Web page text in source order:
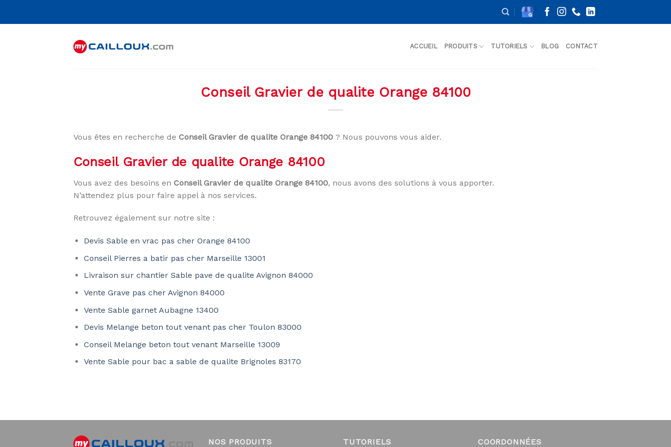
ACCUEIL PRODUITS TUTORIELS BLOG CONTACT
Conseil Gravier de qualite Orange 84100
Vous êtes en recherche de Conseil Gravier de qualite Orange 84100 ? Nous pouvons vous aider.
Conseil Gravier de qualite Orange 84100
Vous avez des besoins en Conseil Gravier de qualite Orange 84100, nous avons des solutions à vous apporter.
N’attendez plus pour faire appel à nos services.
Retrouvez également sur notre site :
Devis Sable en vrac pas cher Orange 84100
Conseil Pierres a batir pas cher Marseille 13001
Livraison sur chantier Sable pave de qualite Avignon 84000
Vente Grave pas cher Avignon 84000
Vente Sable garnet Aubagne 13400
Devis Melange beton tout venant pas cher Toulon 83000
Conseil Melange beton tout venant Marseille 13009
Vente Sable pour bac a sable de qualite Brignoles 83170
NOS PRODUITS TUTORIELS COORDONNÉES